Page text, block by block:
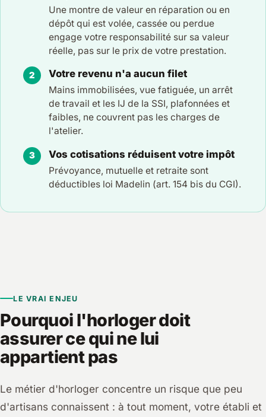
Une montre de valeur en réparation ou en
dépôt qui est volée, cassée ou perdue
engage votre responsabilité sur sa valeur
réelle, pas sur le prix de votre prestation.
Votre revenu n'a aucun filet
Mains immobilisées, vue fatiguée, un arrêt
de travail et les IJ de la SSI, plafonnées et
faibles, ne couvrent pas les charges de
l'atelier.
Vos cotisations réduisent votre impôt
Prévoyance, mutuelle et retraite sont
déductibles loi Madelin (art. 154 bis du CGI).
LE VRAI ENJEU
Pourquoi l'horloger doit
assurer ce qui ne lui
appartient pas
Le métier d'horloger concentre un risque que peu
d'artisans connaissent : à tout moment, votre établi et